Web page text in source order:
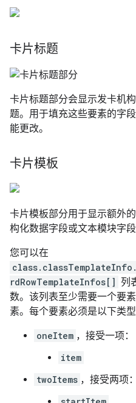
卡片标题
卡片标题部分会显示发卡机
题。用于填充这些要素的字
能更改。
卡片模板
卡片模板部分用于显示额外
构化数据字段或文本模块字段
您可以在
rdRowTemplateInfos[] 列
数。该列表至少需要一个要
素。每个要素必须是以下类型
oneItem ，接受一项：
item
twoItems ，接受两项：